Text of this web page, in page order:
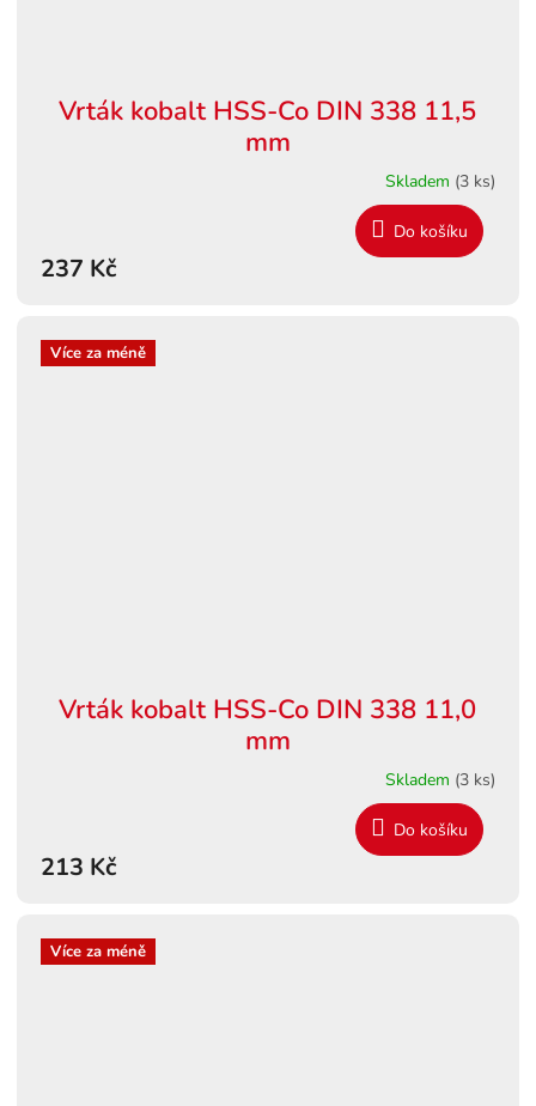
Vrták kobalt HSS-Co DIN 338 11,5
mm
Skladem (3 ks)
237 Kč
Do košíku
Více za méně
Vrták kobalt HSS-Co DIN 338 11,0
mm
Skladem (3 ks)
213 Kč
Do košíku
Více za méně